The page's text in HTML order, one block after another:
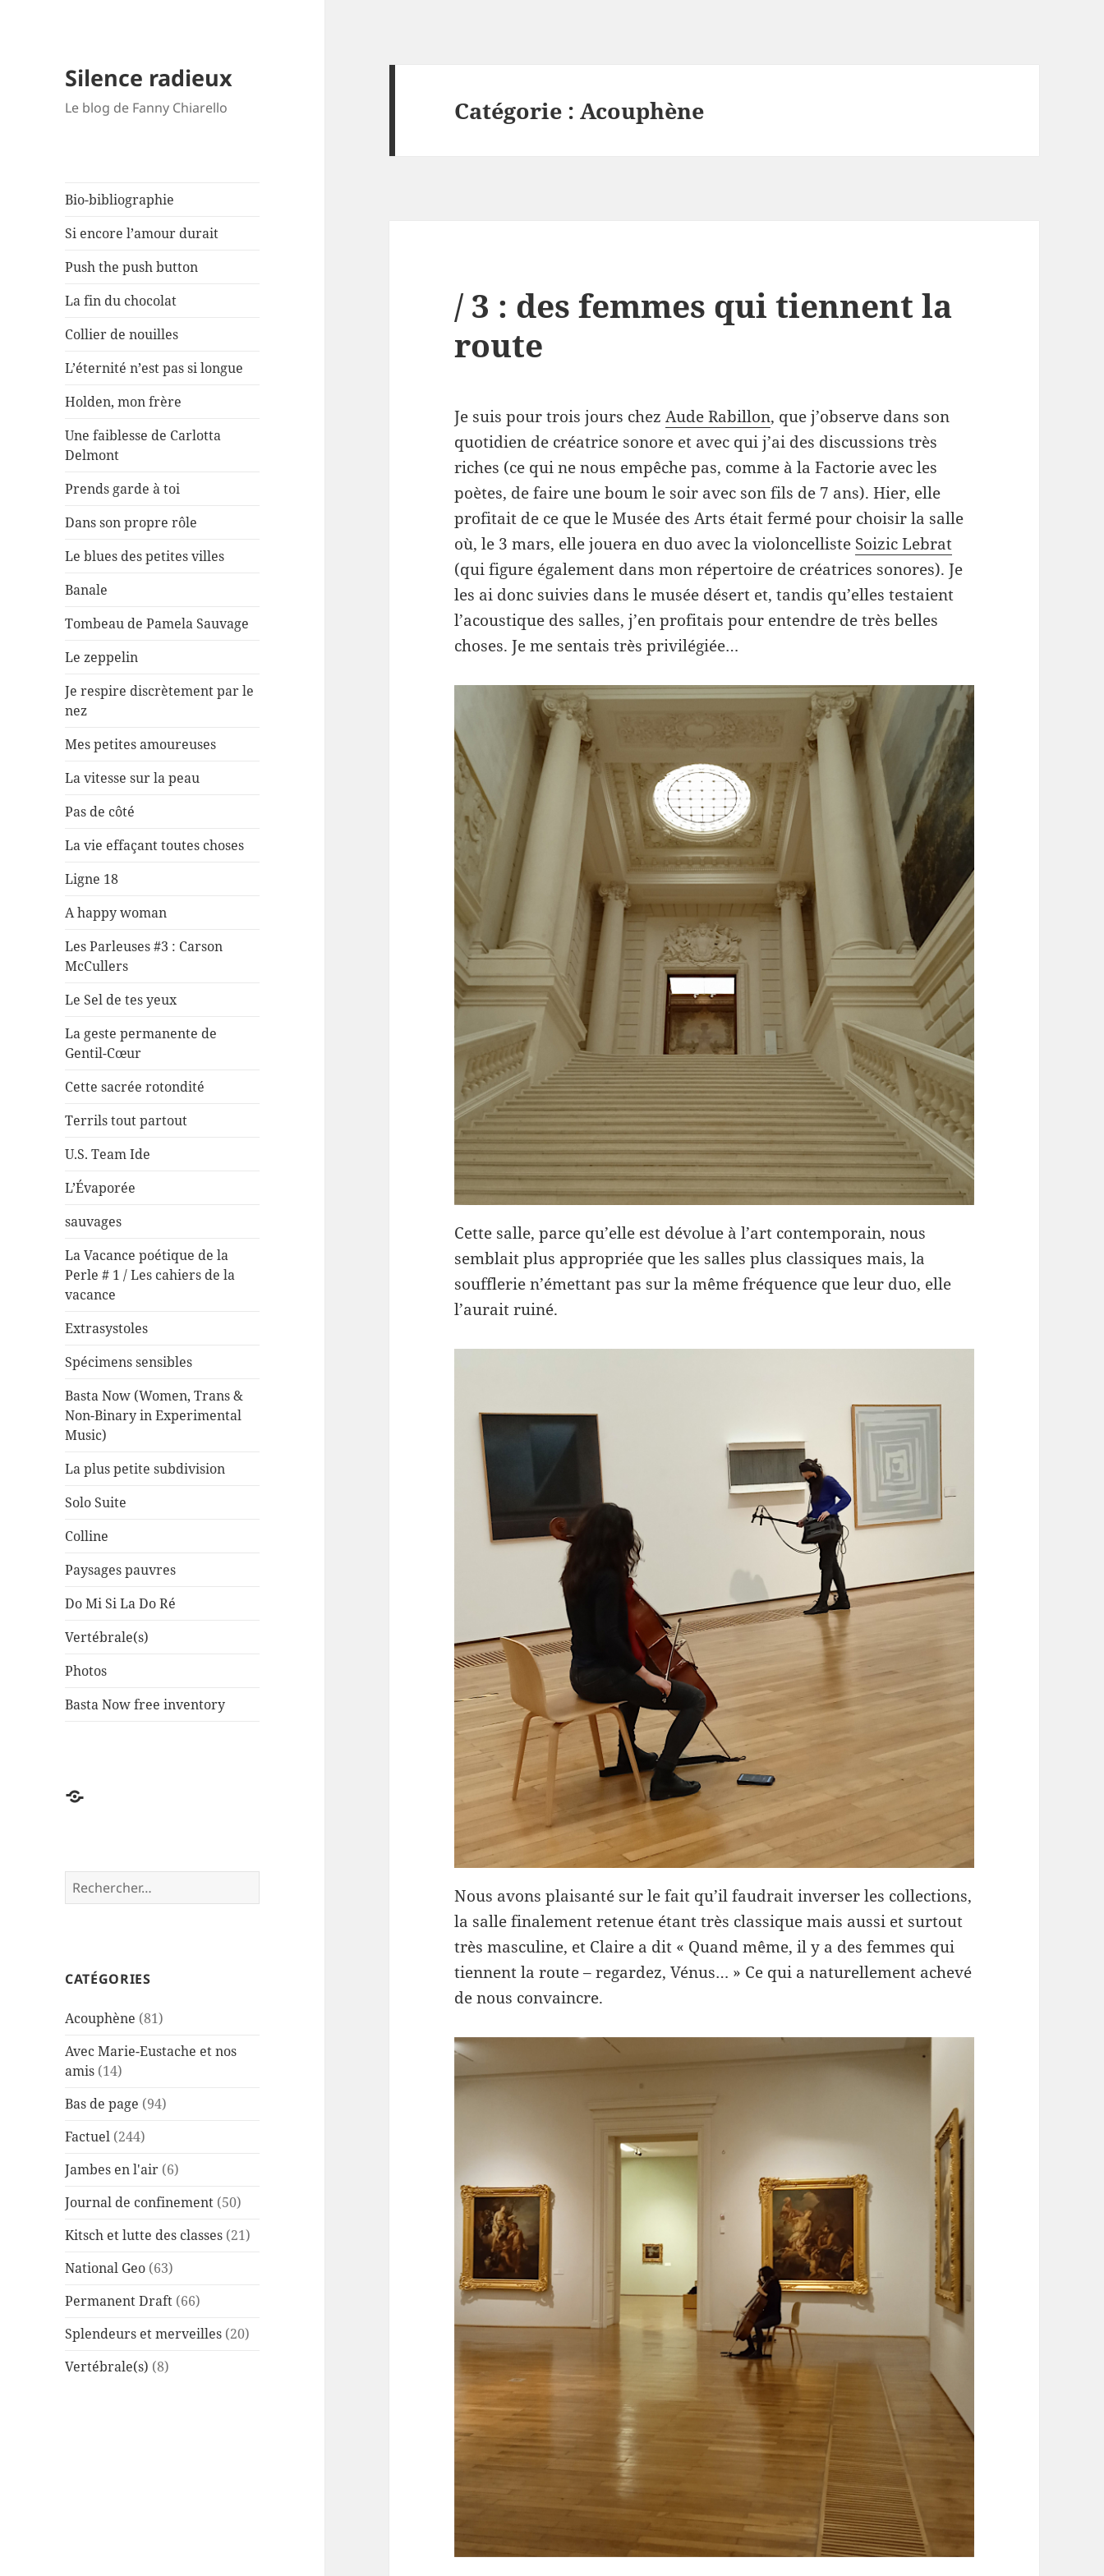
Silence radieux
Le blog de Fanny Chiarello
Bio-bibliographie
Si encore l’amour durait
Push the push button
La fin du chocolat
Collier de nouilles
L’éternité n’est pas si longue
Holden, mon frère
Une faiblesse de Carlotta
Delmont
Prends garde à toi
Dans son propre rôle
Le blues des petites villes
Banale
Tombeau de Pamela Sauvage
Le zeppelin
Je respire discrètement par le
nez
Mes petites amoureuses
La vitesse sur la peau
Pas de côté
La vie effaçant toutes choses
Ligne 18
A happy woman
Les Parleuses #3 : Carson
McCullers
Le Sel de tes yeux
La geste permanente de
Gentil-Cœur
Cette sacrée rotondité
Terrils tout partout
U.S. Team Ide
L’Évaporée
sauvages
La Vacance poétique de la
Perle # 1 / Les cahiers de la
vacance
Extrasystoles
Spécimens sensibles
Basta Now (Women, Trans &
Non-Binary in Experimental
Music)
La plus petite subdivision
Solo Suite
Colline
Paysages pauvres
Do Mi Si La Do Ré
Vertébrale(s)
Photos
Basta Now free inventory
Factuel
Rechercher :
CATÉGORIES
Acouphène (81)
Avec Marie-Eustache et nos
amis (14)
Bas de page (94)
Factuel (244)
Jambes en l'air (6)
Journal de confinement (50)
Kitsch et lutte des classes (21)
National Geo (63)
Permanent Draft (66)
Splendeurs et merveilles (20)
Vertébrale(s) (8)
Catégorie :Acouphène
/ 3 : des femmes qui tiennent la
route
Je suis pour trois jours chezAude Rabillon, que j’observe dans son
quotidien de créatrice sonore et avec qui j’ai des discussions très
riches (ce qui ne nous empêche pas, comme à la Factorie avec les
poètes, de faire une boum le soir avec son fils de 7 ans). Hier, elle
profitait de ce que le Musée des Arts était fermé pour choisir la salle
où, le 3 mars, elle jouera en duo avec la violoncelliste Soizic Lebrat
(qui figure également dans mon répertoire de créatrices sonores). Je
les ai donc suivies dans le musée désert et, tandis qu’elles testaient
l’acoustique des salles, j’en profitais pour entendre de très belles
choses. Je me sentais très privilégiée…
Cette salle, parce qu’elle est dévolue à l’art contemporain, nous
semblait plus appropriée que les salles plus classiques mais, la
soufflerie n’émettant pas sur la même fréquence que leur duo, elle
l’aurait ruiné.
Nous avons plaisanté sur le fait qu’il faudrait inverser les collections,
la salle finalement retenue étant très classique mais aussi et surtout
très masculine, et Claire a dit « Quand même, il y a des femmes qui
tiennent la route – regardez, Vénus… » Ce qui a naturellement achevé
de nous convaincre.